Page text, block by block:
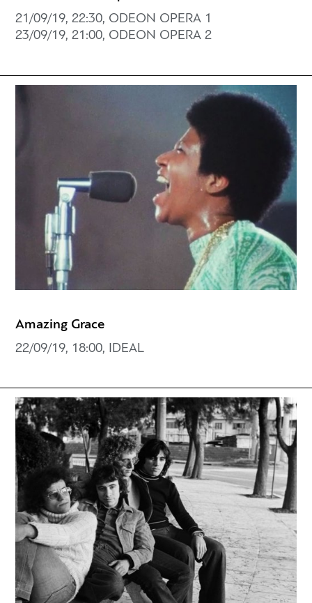
21/09/19, 22:30, ODEON OPERA 1
23/09/19, 21:00, ODEON OPERA 2
Amazing Grace
22/09/19, 18:00, IDEAL